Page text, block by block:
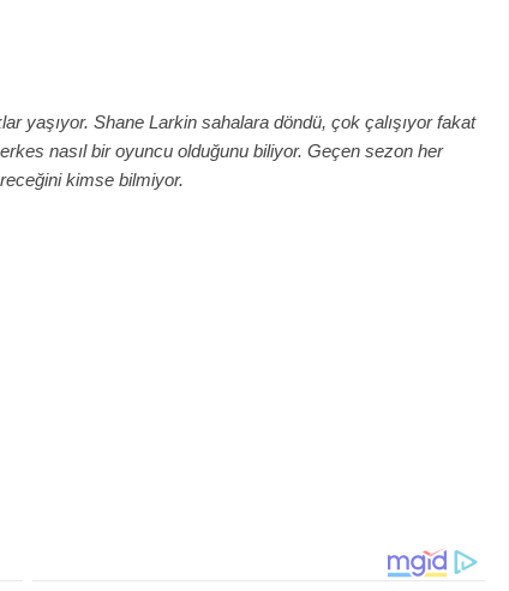
yaşıyor. Shane Larkin sahalara döndü, çok çalışıyor fakat
nasıl bir oyuncu olduğunu biliyor. Geçen sezon her
kimse bilmiyor.